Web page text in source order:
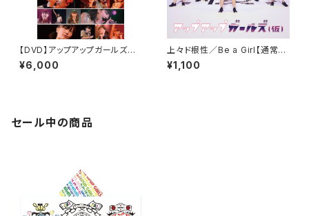
【DVD】アップアップガールズ
(仮) 2nd LIVE 六本木決戦(仮)
¥6,000
上々ド根性／Be a Girl【通常盤
A】 [アップアップガールズ(仮)]
¥1,100
セール中の商品